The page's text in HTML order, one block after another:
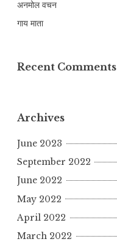
अनमोल वचन
गाय माता
Recent Comments
Archives
June 2023
September 2022
June 2022
May 2022
April 2022
March 2022